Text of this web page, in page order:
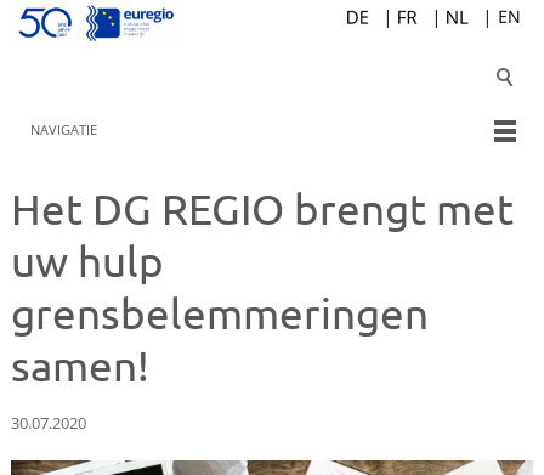
NAVIGATIE
Het DG REGIO brengt met
uw hulp
grensbelemmeringen
samen!
30.07.2020